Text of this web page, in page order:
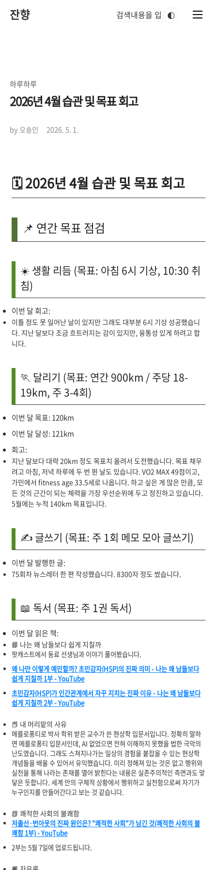
잔향 🌓
하루하루
2026년 4월 습관 및 목표 회고
by 오송인 2026. 5. 1.
🗓️ 2026년 4월 습관 및 목표 회고
📌 연간 목표 점검
☀️ 생활 리듬 (목표: 아침 6시 기상, 10:30 취
침)
이번 달 회고:
이틀 정도 못 일어난 날이 있지만 그래도 대부분 6시 기상 성공했습니
다. 지난 달보다 조금 흐트러지는 감이 있지만, 융통성 있게 하려고 합
니다.
🏃 달리기 (목표: 연간 900km / 주당 18-
19km, 주 3-4회)
이번 달 목표: 120km
이번 달 달성: 121km
회고:
지난 달보다 대략 20km 정도 목표치 올려서 도전했습니다. 목표 채우
려고 아침, 저녁 하루에 두 번 뛴 날도 있습니다. VO2 MAX 49점이고,
가민에서 fitness age 33.5세로 나옵니다. 하고 싶은 게 많은 만큼, 모
든 것의 근간이 되는 체력을 가장 우선순위에 두고 정진하고 있습니다.
5월에는 누적 140km 목표입니다.
✍️ 글쓰기 (목표: 주 1회 메모 모아 글쓰기)
이번 달 발행한 글:
75회차 뉴스레터 한 편 작성했습니다. 8300자 정도 썼습니다.
📖 독서 (목표: 주 1권 독서)
이번 달 읽은 책:
📘 나는 왜 남들보다 쉽게 지칠까
팟캐스트에서 동료 선생님과 이야기 풀어봤습니다.
왜 나만 이렇게 예민할까? 초민감자(HSP)의 진짜 의미 - 나는 왜 남들보다
쉽게 지칠까 1부 - YouTube
초민감자(HSP)가 인간관계에서 자꾸 지치는 진짜 이유 - 나는 왜 남들보다
쉽게 지칠까 2부 - YouTube
📕 내 머리맡의 사유
메를로퐁티로 박사 학위 받은 교수가 쓴 현상학 입문서입니다. 정확히 말하
면 메를로퐁티 입문서인데, AI 없었으면 전혀 이해하지 못했을 법한 극악의
난도였습니다. 그래도 스쳐지나가는 일상의 경험을 붙잡을 수 있는 현상학
개념들을 배울 수 있어서 유익했습니다. 미리 정해져 있는 것은 없고 행위와
실천을 통해 나라는 존재를 열어 밝힌다는 내용은 실존주의적인 측면과도 맞
닿은 듯합니다. 세계 안의 구체적 상황에서 행위하고 실천함으로써 자기가
누구인지를 만들어간다고 보는 것 같습니다.
📗 쾌적한 사회의 불쾌함
저출산·번아웃의 진짜 원인은? "쾌적한 사회"가 남긴 것(쾌적한 사회의 불
쾌함 1부) - YouTube
2부는 5월 7일에 업로드됩니다.